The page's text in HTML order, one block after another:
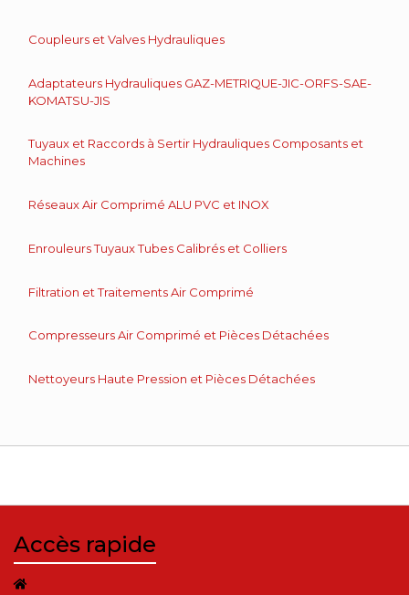
Coupleurs et Valves Hydrauliques
Adaptateurs Hydrauliques GAZ-METRIQUE-JIC-ORFS-SAE-
KOMATSU-JIS
Tuyaux et Raccords à Sertir Hydrauliques Composants et
Machines
Réseaux Air Comprimé ALU PVC et INOX
Enrouleurs Tuyaux Tubes Calibrés et Colliers
Filtration et Traitements Air Comprimé
Compresseurs Air Comprimé et Pièces Détachées
Nettoyeurs Haute Pression et Pièces Détachées
Accès rapide